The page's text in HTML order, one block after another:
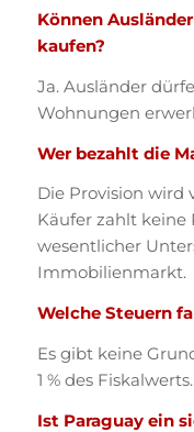
Können
kaufen?
Ja. Ausländer
Wohnungen
Wer bezahlt die
Die Provision wird
Käufer zahlt keine
wesentlicher
Immobilienmarkt.
Welche Steuern
Es gibt keine
1 % des Fiskalwerts.
Ist Paraguay ein